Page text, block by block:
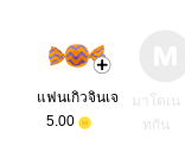
แฟนเกิวจินเจ
5.00
มาโดเน
ทกัน